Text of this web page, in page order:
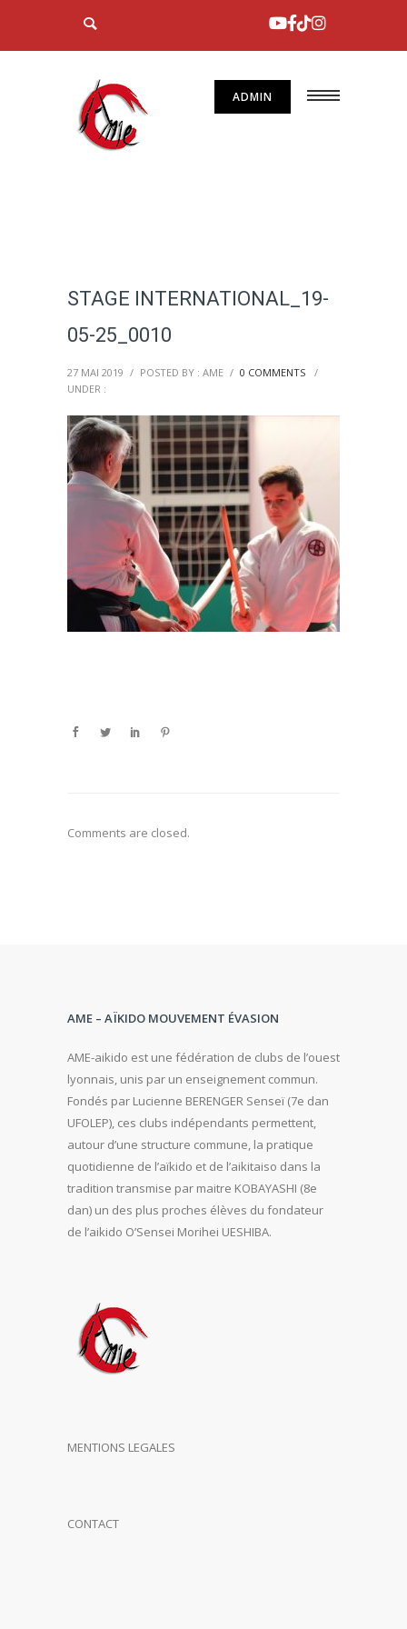
ADMIN
STAGE INTERNATIONAL_19-
05-25_0010
27 MAI 2019 / POSTED BY : AME / 0 COMMENTS
/
UNDER :
Comments are closed.
AME – AÏKIDO MOUVEMENT ÉVASION
AME-aikido est une fédération de clubs de l’ouest
lyonnais, unis par un enseignement commun.
Fondés par Lucienne BERENGER Senseï (7e dan
UFOLEP), ces clubs indépendants permettent,
autour d’une structure commune, la pratique
quotidienne de l’aïkido et de l’aikitaiso dans la
tradition transmise par maitre KOBAYASHI (8e
dan) un des plus proches élèves du fondateur
de l’aikido O’Sensei Morihei UESHIBA.
MENTIONS LEGALES
CONTACT